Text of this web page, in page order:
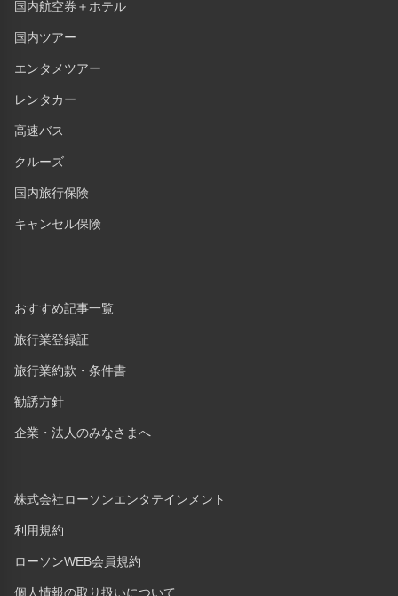
国内航空券＋ホテル
国内ツアー
エンタメツアー
レンタカー
高速バス
クルーズ
国内旅行保険
キャンセル保険
おすすめ記事一覧
旅行業登録証
旅行業約款・条件書
勧誘方針
企業・法人のみなさまへ
株式会社ローソンエンタテインメント
利用規約
ローソンWEB会員規約
個人情報の取り扱いについて